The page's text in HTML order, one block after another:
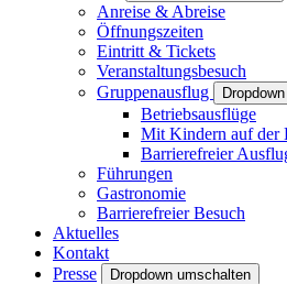
Anreise & Abreise
Öffnungszeiten
Eintritt & Tickets
Veranstaltungsbesuch
Gruppenausflug
Betriebsausflüge
Mit Kindern auf der
Barrierefreier
Führungen
Gastronomie
Barrierefreier Besuch
Aktuelles
Kontakt
Presse
Dropdown umschalten